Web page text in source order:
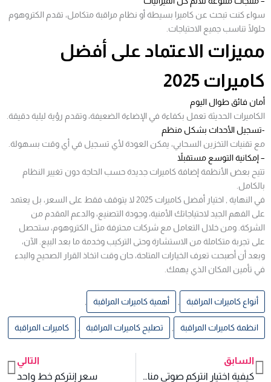
سواء كنت تبحث عن كاميرا بسيطة أو نظام مراقبة متكامل، تقدم الكتروهوم
حلولًا تناسب جميع الاحتياجات.
مميزات الاعتماد على أفضل
كاميرات 2025
أمان فائق طوال اليوم
الكاميرات الحديثة تعمل بكفاءة في الإضاءة الضعيفة، وتقدم رؤية ليلية دقيقة.
-تسجيل الأحداث بشكل منظم
مع تقنيات التخزين السحابي، يمكن العودة لأي تسجيل في أي وقت بسهولة.
– إمكانية التوسع مستقبلاً
تتيح بعض الأنظمة إضافة كاميرات جديدة حسب الحاجة دون تغيير النظام
بالكامل.
في النهاية , اختيار أفضل كاميرات 2025 لا يتوقف فقط على السعر، بل يعتمد
على الفهم الجيد لاحتياجاتك الأمنية، وجودة التصنيع، والدعم المقدم من
الشركة. ومن خلال التعامل مع شركات محترفة مثل الكتروهوم، ستحصل
على تجربة متكاملة من الاستشارة وحتى التركيب وخدمة ما بعد البيع. الآن،
وبعد أن أصبحت تعرف الخيارات المتاحة، حان وقت اتخاذ القرار الصحيح والبدء
في تأمين المكان الذي يهمك.
أنواع كاميرات المراقبة أهمية كاميرات المراقبة
انظمة كاميرات المراقبة تصليح كاميرات المراقبة كاميرات المراقبة
Prev
السابق
كيفية اختيار انتركم صوتي مناسب للكمبوندات لضمان أعلى درجات الأمان
التالي
سعر إنتركم خط واحد